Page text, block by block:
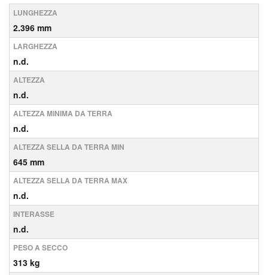
LUNGHEZZA
2.396 mm
LARGHEZZA
n.d.
ALTEZZA
n.d.
ALTEZZA MINIMA DA TERRA
n.d.
ALTEZZA SELLA DA TERRA MIN
645 mm
ALTEZZA SELLA DA TERRA MAX
n.d.
INTERASSE
n.d.
PESO A SECCO
313 kg